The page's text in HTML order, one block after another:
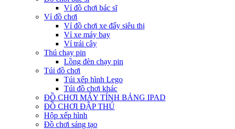
Vỉ đồ chơi bác sĩ
Vỉ đồ chơi
Vỉ đồ chơi xe đẩy siêu thị
Vỉ xe máy bay
Vỉ trái cây
Thú chạy pin
Lồng đèn chạy pin
Túi đồ chơi
Túi xếp hình Lego
Túi đồ chơi khác
ĐỒ CHƠI MÁY TÍNH BẢNG IPAD
ĐỒ CHƠI ĐẬP THÚ
Hộp xếp hình
Đồ chơi sáng tạo